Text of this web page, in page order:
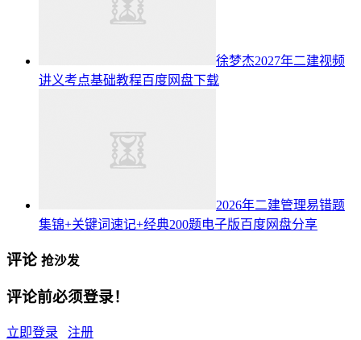
徐梦杰2027年二建视频
讲义考点基础教程百度网盘下载
2026年二建管理易错题
集锦+关键词速记+经典200题电子版百度网盘分享
评论 抢沙发
评论前必须登录！
立即登录 注册